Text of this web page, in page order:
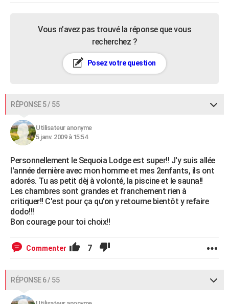
Vous n’avez pas trouvé la réponse que vous
recherchez ?
Posez votre question
RÉPONSE 5 / 55
Utilisateur anonyme
5 janv. 2009 à 15:54
Personnellement le Sequoia Lodge est super!! J'y suis allée
l'année dernière avec mon homme et mes 2enfants, ils ont
adorés. Tu as petit dèj à volonté, la piscine et le sauna!!
Les chambres sont grandes et franchement rien à
critiquer!! C'est pour ça qu'on y retourne bientôt y refaire
dodo!!!
Bon courage pour toi choix!!
Commenter 7
RÉPONSE 6 / 55